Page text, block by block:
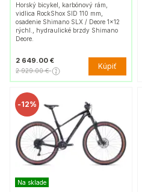
Horský bicykel, karbónový rám,
vidlica RockShox SID 110 mm,
osadenie Shimano SLX / Deore 1x12
rýchl., hydraulické brzdy Shimano
Deore.
2 649.00 €
2 929.00 € Kúpiť
-12%
Na sklade